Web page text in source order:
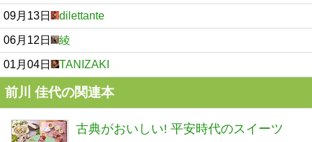
09月13日 dilettante
06月12日 綾
01月04日 TANIZAKI
前川 佳代の関連本
古典がおいしい! 平安時代のスイーツ